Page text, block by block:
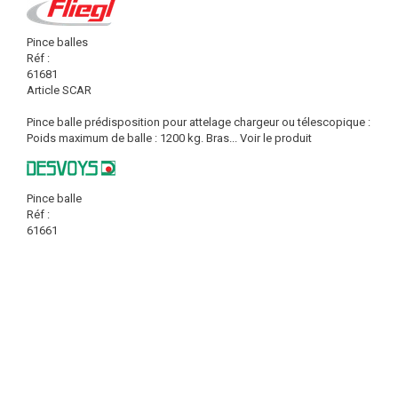
Pince balles
Réf :
61681
Article SCAR
Pince balle prédisposition pour attelage chargeur ou télescopique :
Poids maximum de balle : 1200 kg. Bras... Voir le produit
Pince balle
Réf :
61661